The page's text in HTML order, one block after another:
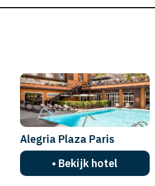
Alegria Plaza Paris
• Bekijk hotel